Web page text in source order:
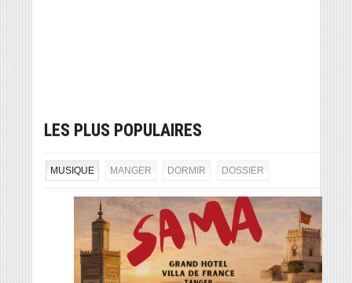
LES PLUS POPULAIRES
MUSIQUE MANGER DORMIR DOSSIER